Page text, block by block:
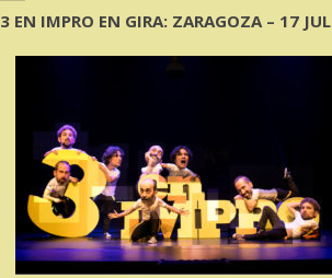
3 EN IMPRO EN GIRA: ZARAGOZA – 17 JUL